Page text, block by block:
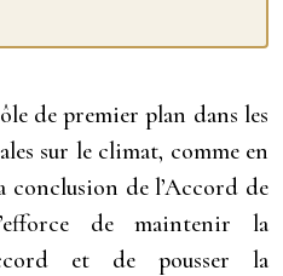
de premier plan dans les
sur le climat, comme en
conclusion de l’Accord de
de maintenir la
et de pousser la